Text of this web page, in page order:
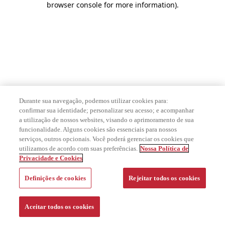
browser console for more information).
Durante sua navegação, podemos utilizar cookies para:
confirmar sua identidade; personalizar seu acesso; e acompanhar
a utilização de nossos websites, visando o aprimoramento de sua
funcionalidade. Alguns cookies são essenciais para nossos
serviços, outros opcionais. Você poderá gerenciar os cookies que
utilizamos de acordo com suas preferências. Nossa Política de
Privacidade e Cookies
Definições de cookies Rejeitar todos os cookies
Aceitar todos os cookies